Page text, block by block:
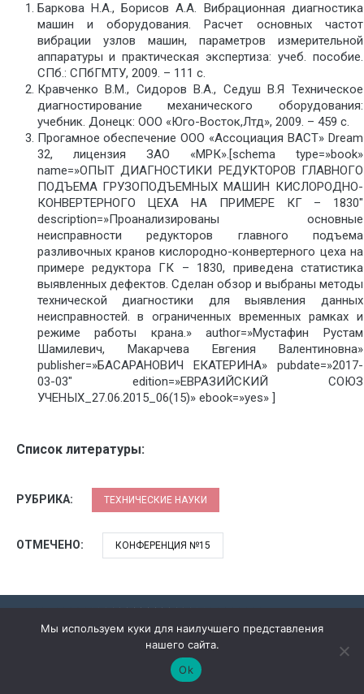
Баркова Н.А., Борисов А.А. Вибрационная диагностика
машин и оборудования. Расчет основных частот
вибрации узлов машин, параметров измерительной
аппаратуры и практическая экспертиза: учеб. пособие.
СПб.: СПбГМТУ, 2009. – 111 с.
Кравченко В.М., Сидоров В.А., Седуш В.Я Техническое
диагностирование механического оборудования:
учебник. Донецк: ООО «Юго-Восток,Лтд», 2009. – 459 с.
Прогамное обеспечение ООО «Ассоциация ВАСТ» Dream
32, лицензия ЗАО «МРК».[schema type=»book»
name=»ОПЫТ ДИАГНОСТИКИ РЕДУКТОРОВ ГЛАВНОГО
ПОДЪЕМА ГРУЗОПОДЪЕМНЫХ МАШИН КИСЛОРОДНО-
КОНВЕРТЕРНОГО ЦЕХА НА ПРИМЕРЕ КГ – 1830″
description=»Проанализированы основные
неисправности редукторов главного подъема
разливочных кранов кислородно-конвертерного цеха на
примере редуктора ГК – 1830, приведена статистика
выявленных дефектов. Сделан обзор и выбраны методы
технической диагностики для выявления данных
неисправностей. в ограниченных временных рамках и
режиме работы крана.» author=»Мустафин Рустам
Шамилевич, Макарчева Евгения Валентиновна»
publisher=»БАСАРАНОВИЧ ЕКАТЕРИНА» pubdate=»2017-
03-03″ edition=»ЕВРАЗИЙСКИЙ СОЮЗ
УЧЕНЫХ_27.06.2015_06(15)» ebook=»yes» ]
Список литературы:
РУБРИКА: ТЕХНИЧЕСКИЕ НАУКИ
ОТМЕЧЕНО: КОНФЕРЕНЦИЯ №15
ОПЛАТА ПУБЛИКАЦИИ
Мы используем куки для наилучшего представления
нашего сайта.
Ok